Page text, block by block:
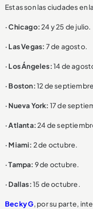
Estas son las ciudades en
· Chicago: 24 y 25 de julio.
· Las Vegas: 7 de agosto.
· Los Ángeles:14 de
· Boston:12 de
· Nueva York: 17 de
· Atlanta: 24 de
· Miami: 2 de octubre.
· Tampa: 9 de octubre.
· Dallas:15 de octubre.
Becky G, por su parte,